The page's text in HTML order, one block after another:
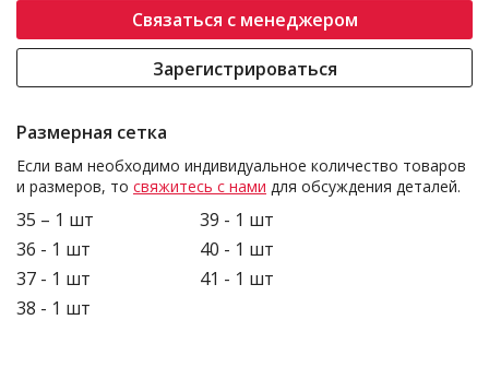
Связаться с менеджером
Зарегистрироваться
Размерная сетка
Если вам необходимо индивидуальное количество товаров
и размеров, то свяжитесь с нами для обсуждения деталей.
35 – 1 шт
36 - 1 шт
37 - 1 шт
38 - 1 шт
39 - 1 шт
40 - 1 шт
41 - 1 шт